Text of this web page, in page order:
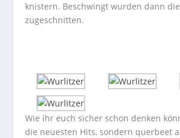
knistern. Beschwingt wurden dann
zugeschnitten.
Wie ihr euch sicher schon denken
die neuesten Hits, sondern querbeet